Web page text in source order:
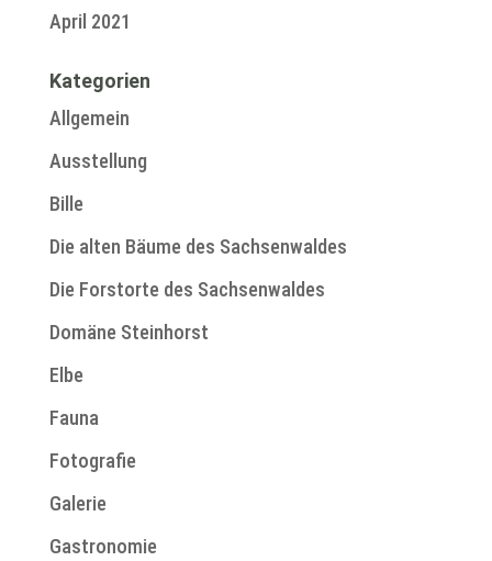
April 2021
Kategorien
Allgemein
Ausstellung
Bille
Die alten Bäume des Sachsenwaldes
Die Forstorte des Sachsenwaldes
Domäne Steinhorst
Elbe
Fauna
Fotografie
Galerie
Gastronomie